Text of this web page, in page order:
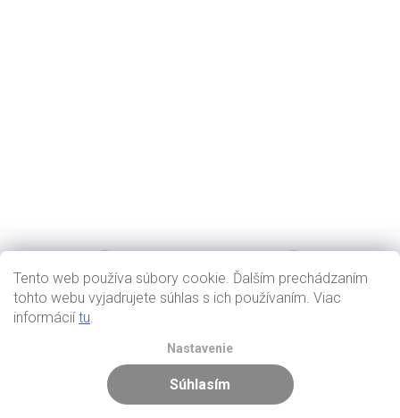
Tento web používa súbory cookie. Ďalším prechádzaním
tohto webu vyjadrujete súhlas s ich používaním. Viac
informáciítu.
Nastavenie
Súhlasím